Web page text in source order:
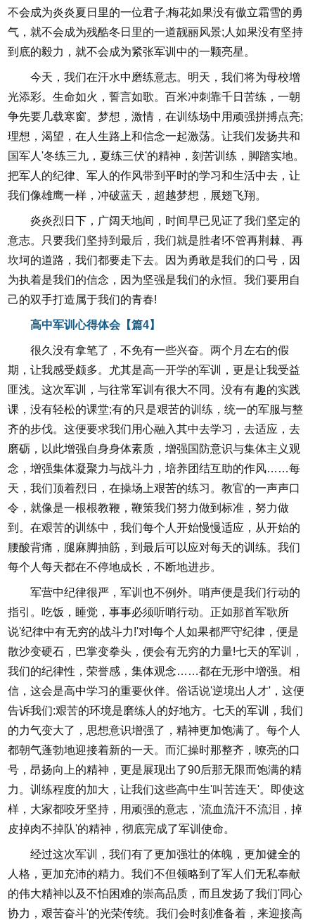
不会成为炎炎夏日里的一位君子;梅花如果没有傲立霜雪的勇
气，就不会成为残酷冬日里的一道靓丽风景;人如果没有坚持
到底的毅力，就不会成为紧张军训中的一颗亮星。
今天，我们在汗水中磨练意志。明天，我们将为母校增
光添彩。生命如火，誓言如歌。百米冲刺靠千日苦练，一朝
争先要几载寒窗。梦想，激情，在训练场中用顽强拼搏点亮;
理想，渴望，在人生路上和信念一起激荡。让我们发扬共和
国军人'冬练三九，夏练三伏'的精神，刻苦训练，脚踏实地。
把军人的纪律、军人的作风带到平时的学习和生活中去，让
我们像雄鹰一样，冲破蓝天，超越梦想，展翅飞翔。
炎炎烈日下，广阔天地间，时间早已见证了我们坚定的
意志。只要我们坚持到最后，我们就是胜者!不管再荆棘、再
坎坷的道路，我们都要走下去。因为勇敢是我们的口号，因
为执着是我们的信念，因为坚强是我们的永恒。我们要用自
己的双手打造属于我们的青春!
高中军训心得体会【篇4】
很久没有拿笔了，不免有一些兴奋。两个月左右的假
期，让我感受颇多。尤其是高一开学的军训，更是让我受益
匪浅。这次军训，与往常军训有很大不同。没有有趣的实践
课，没有轻松的课堂;有的只是艰苦的训练，统一的军服与整
齐的步伐。这便要求我们用心融入其中去学习，去适应，去
磨砺，以此增强自身身体素质，增强国防意识与集体主义观
念，增强集体凝聚力与战斗力，培养团结互助的作风……每
天，我们顶着烈日，在操场上艰苦的练习。教官的一声声口
令，就像是一根根教鞭，鞭策我们努力做到标准，努力做
到。在艰苦的训练中，我们每个人开始慢慢适应，从开始的
腰酸背痛，腿麻脚抽筋，到最后可以应对每天的训练。我们
每个人每天都在不停地成长，不断地进步。
军营中纪律很严，军训也不例外。哨声便是我们行动的
指引。吃饭，睡觉，事事必须听哨行动。正如那首军歌所
说'纪律中有无穷的战斗力!'对!每个人如果都严守纪律，便是
散沙变硬石，巴掌变拳头，便会有无穷的力量!七天的军训，
我们的纪律性，荣誉感，集体观念……都在无形中增强。相
信，这会是高中学习的重要伙伴。俗话说'逆境出人才'，这便
告诉我们:艰苦的环境是磨练人的好地方。七天的军训，我们
的力气变大了，思想意识增强了，精神更加饱满了。每个人
都朝气蓬勃地迎接着新的一天。而汇操时那整齐，嘹亮的口
号，昂扬向上的精神，更是展现出了90后那无限而饱满的精
力。训练程度的加大，让我们这些高中生'叫苦连天'。即使这
样，大家都咬牙坚持，用顽强的意志，'流血流汗不流泪，掉
皮掉肉不掉队'的精神，彻底完成了军训使命。
经过这次军训，我们有了更加强壮的体魄，更加健全的
人格，更加充沛的精力。我们不但领略到了军人们无私奉献
的伟大精神以及不怕困难的崇高品质，而且发扬了我们'同心
协力，艰苦奋斗'的光荣传统。我们会时刻准备着，来迎接高